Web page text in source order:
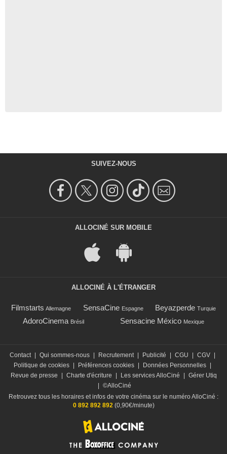
SUIVEZ-NOUS
ALLOCINÉ SUR MOBILE
ALLOCINÉ À L'ÉTRANGER
Filmstarts Allemagne SensaCine Espagne Beyazperde Turquie
AdoroCinema Brésil Sensacine México Mexique
Contact Qui sommes-nous Recrutement Publicité CGU CGV
Politique de cookies
Préférences cookies Données Personnelles
Revue de presse
Charte d'écriture Les services AlloCiné
Gérer Utiq
©AlloCiné
Retrouvez tous les horaires et infos de votre cinéma sur le numéro AlloCiné :
0 892 892 892(0,90€/minute)